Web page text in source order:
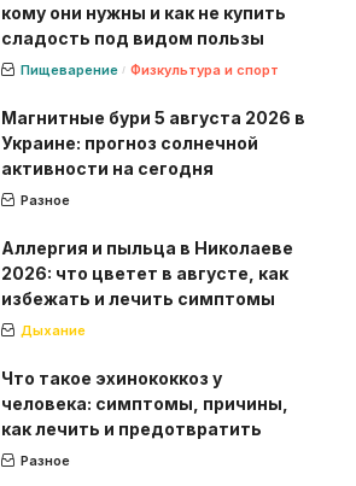
кому они нужны и как не купить
сладость под видом пользы
Пищеварение Физкультура и спорт
Магнитные бури 5 августа 2026 в
Украине: прогноз солнечной
активности на сегодня
Разное
Аллергия и пыльца в Николаеве
2026: что цветет в августе, как
избежать и лечить симптомы
Дыхание
Что такое эхинококкоз у
человека: симптомы, причины,
как лечить и предотвратить
Разное